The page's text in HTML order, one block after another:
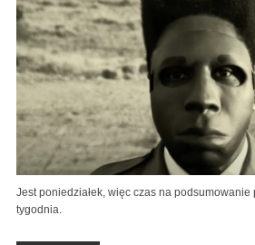
Jest poniedziałek, więc czas na
tygodnia.